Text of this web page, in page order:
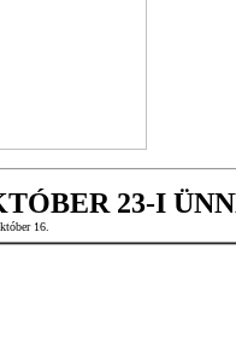
23-I
16.